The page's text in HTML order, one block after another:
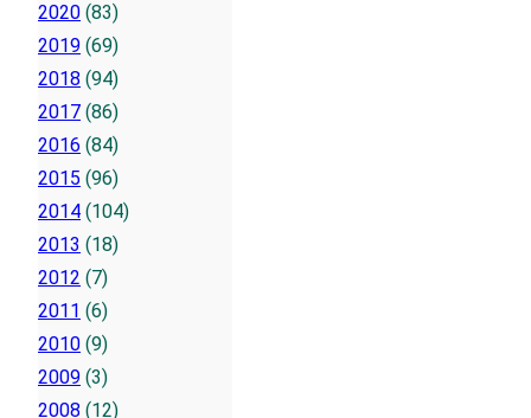
2020 (83)
2019 (69)
2018 (94)
2017 (86)
2016 (84)
2015 (96)
2014 (104)
2013 (18)
2012 (7)
2011 (6)
2010 (9)
2009 (3)
2008 (12)